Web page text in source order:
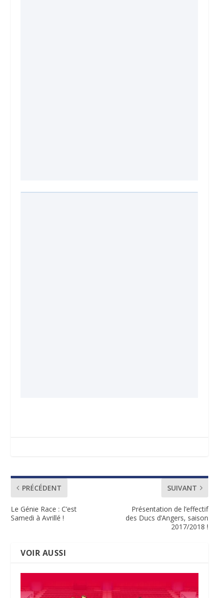
PRÉCÉDENT
Le Génie Race : C’est
Samedi à Avrillé !
SUIVANT
Présentation de l’effectif
des Ducs d’Angers, saison
2017/2018 !
VOIR AUSSI